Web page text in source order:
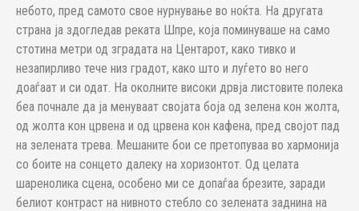
небото, пред самото свое нурнување во ноќта. На другата
страна ја здогледав реката Шпре, која поминуваше на само
стотина метри од зградата на Центарот, како тивко и
незапирливо тече низ градот, како што и луѓето во него
доаѓаат и си одат. На околните високи дрвја листовите полека
беа почнале да ја менуваат својата боја од зелена кон жолта,
од жолта кон црвена и од црвена кон кафена, пред својот пад
на зелената трева. Мешаните бои се претопуваа во хармонија
со боите на сонцето далеку на хоризонтот. Од целата
шаренолика сцена, особено ми се допаѓаа брезите, заради
белиот контраст на нивното стебло со зелената заднина на